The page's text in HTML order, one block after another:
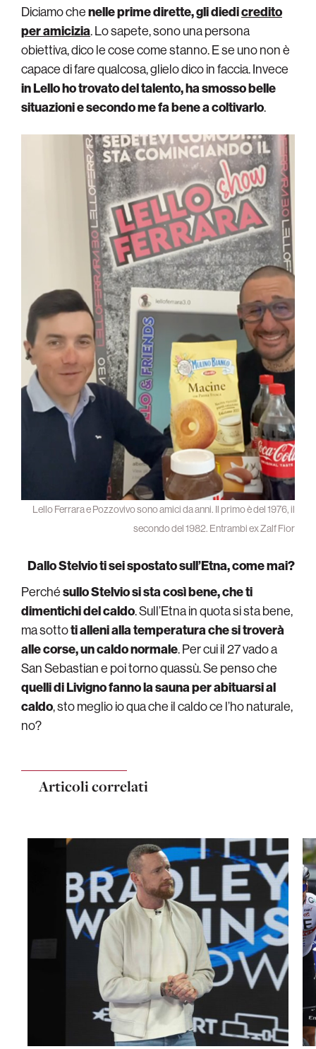
Diciamo chenelle prime dirette, gli diedicredito
per amicizia. Lo sapete, sono una persona
obiettiva, dico le cose come stanno. E se uno non è
capace di fare qualcosa, glielo dico in faccia. Invece
in Lello ho trovato del talento, ha smosso belle
situazioni e secondo me fa bene a coltivarlo.
Lello Ferrara e Pozzovivo sono amici da anni. Il primo è del 1976, il
secondo del 1982. Entrambi ex Zalf Fior
Dallo Stelvio ti sei spostato sull’Etna, come mai?
Perchésullo Stelvio si sta così bene, che ti
dimentichi del caldo. Sull’Etna in quota si sta bene,
ma sottoti alleni alla temperatura che si troverà
alle corse, un caldo normale. Per cui il 27 vado a
San Sebastian e poi torno quassù. Se penso che
quelli di Livigno fanno la sauna per abituarsi al
caldo, sto meglio io qua che il caldo ce l’ho naturale,
no?
Articoli correlati